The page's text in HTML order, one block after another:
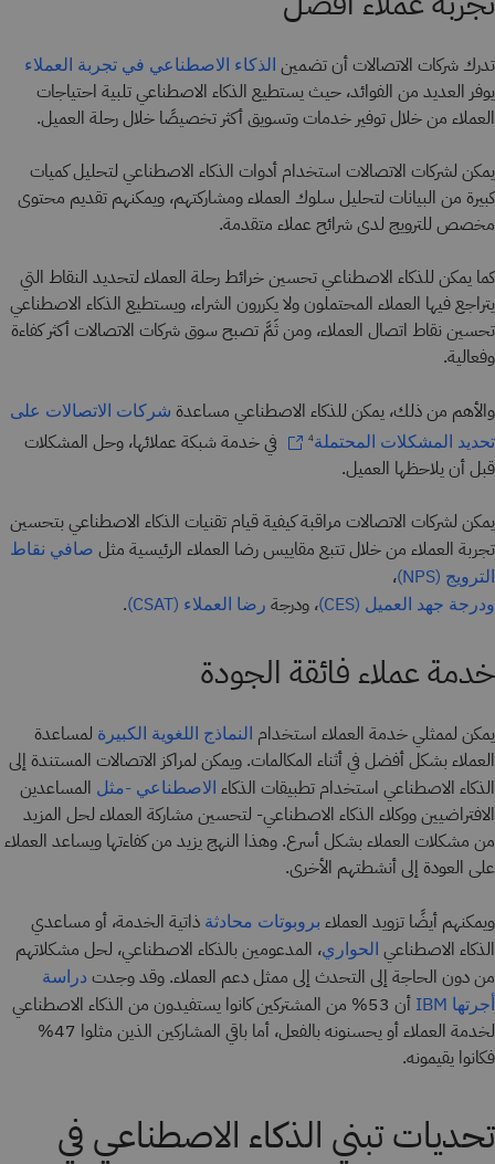
تدرك شركات الاتصالات أن تضمين الذكاء الاصطناعي في تجربة العملاء
يوفر العديد من الفوائد، حيث يستطيع الذكاء الاصطناعي تلبية احتياجات
العملاء من خلال توفير خدمات وتسويق أكثر تخصيصًا خلال رحلة العميل.
يمكن لشركات الاتصالات استخدام أدوات الذكاء الاصطناعي لتحليل كميات
كبيرة من البيانات لتحليل سلوك العملاء ومشاركتهم، ويمكنهم تقديم محتوى
مخصص للترويج لدى شرائح عملاء متقدمة.
كما يمكن للذكاء الاصطناعي تحسين خرائط رحلة العملاء لتحديد النقاط التي
يتراجع فيها العملاء المحتملون ولا يكررون الشراء، ويستطيع الذكاء الاصطناعي
تحسين نقاط اتصال العملاء، ومن ثَمَّ تصبح سوق شركات الاتصالات أكثر كفاءة
وفعالية.
والأهم من ذلك، يمكن للذكاء الاصطناعي مساعدة شركات الاتصالات على
تحديد المشكلات المحتملة4
في خدمة شبكة عملائها، وحل المشكلات
قبل أن يلاحظها العميل.
يمكن لشركات الاتصالات مراقبة كيفية قيام تقنيات الذكاء الاصطناعي بتحسين
تجربة العملاء من خلال تتبع مقاييس رضا العملاء الرئيسية مثل صافي نقاط
الترويج (NPS)
،
ودرجة جهد العميل (CES) ، ودرجة رضا العملاء (CSAT) .
خدمة عملاء فائقة الجودة
يمكن لممثلي خدمة العملاء استخدام النماذج اللغوية الكبيرة لمساعدة
العملاء بشكل أفضل في أثناء المكالمات. ويمكن لمراكز الاتصالات المستندة إلى
الذكاء الاصطناعي استخدام تطبيقات الذكاء الاصطناعي -مثل المساعدين
الافتراضيين ووكلاء الذكاء الاصطناعي- لتحسين مشاركة العملاء لحل المزيد
من مشكلات العملاء بشكل أسرع. وهذا النهج يزيد من كفاءتها ويساعد العملاء
على العودة إلى أنشطتهم الأخرى.
ويمكنهم أيضًا تزويد العملاء بروبوتات محادثة ذاتية الخدمة، أو مساعدي
الذكاء الاصطناعي الحواري، المدعومين بالذكاء الاصطناعي، لحل مشكلاتهم
من دون الحاجة إلى التحدث إلى ممثل دعم العملاء. وقد وجدت دراسة
أجرتها IBM
أن 53% من المشتركين كانوا يستفيدون من الذكاء الاصطناعي
لخدمة العملاء أو يحسنونه بالفعل، أما باقي المشاركين الذين مثلوا 47%
فكانوا يقيمونه.
تحديات تبني الذكاء الاصطناعي في